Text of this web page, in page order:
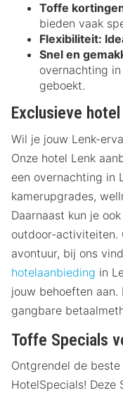
Toffe
bieden vaak
Flexibiliteit:
Snel en
overnachting
geboekt.
Exclusieve
Wil je jouw Lenk-
Onze hotel Lenk
een overnachting in
kamerupgrades,
Daarnaast kun je
outdoor-activiteiten.
avontuur, bij ons
hotelaanbieding in
jouw behoeften
gangbare
Toffe Specials
Ontgrendel de
HotelSpecials!